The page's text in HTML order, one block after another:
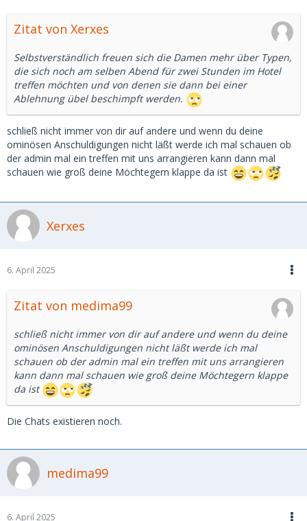
Zitat von Xerxes
Selbstverständlich freuen sich die Damen mehr über Typen,
die sich noch am selben Abend für zwei Stunden im Hotel
treffen möchten und von denen sie dann bei einer
Ablehnung übel beschimpft werden.
schließ nicht immer von dir auf andere und wenn du deine
ominösen Anschuldigungen nicht läßt werde ich mal schauen ob
der admin mal ein treffen mit uns arrangieren kann dann mal
schauen wie groß deine Möchtegern klappe da ist
Xerxes
6. April 2025
Zitat von medima99
schließ nicht immer von dir auf andere und wenn du deine
ominösen Anschuldigungen nicht läßt werde ich mal
schauen ob der admin mal ein treffen mit uns arrangieren
kann dann mal schauen wie groß deine Möchtegern klappe
da ist
Die Chats existieren noch.
medima99
6. April 2025